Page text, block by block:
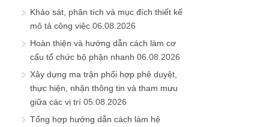
Khảo sát, phân tích và mục đích thiết kế
mô tả công việc 06.08.2026
Hoàn thiện và hướng dẫn cách làm cơ
cấu tổ chức bộ phận nhanh 06.08.2026
Xây dựng ma trận phối hợp phê duyệt,
thực hiện, nhận thông tin và tham mưu
giữa các vị trí 05.08.2026
Tổng hợp hướng dẫn cách làm hệ